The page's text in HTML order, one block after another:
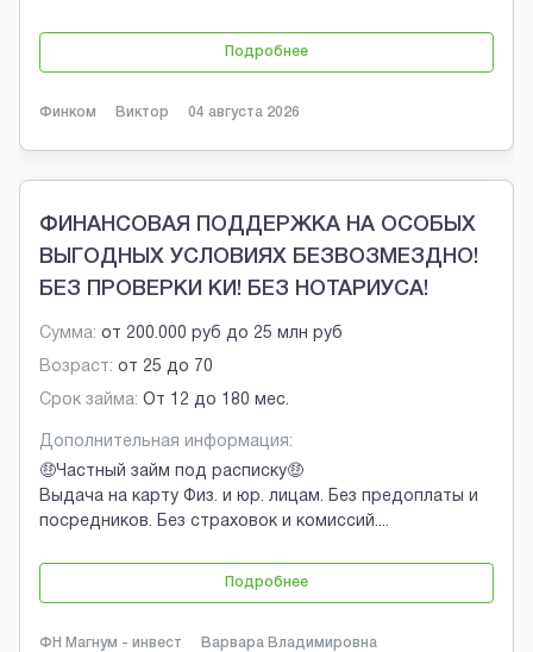
Подробнее
Финком Виктор 04 августа 2026
ФИНАНСОВАЯ ПОДДЕРЖКА НА ОСОБЫХ
ВЫГОДНЫХ УСЛОВИЯХ БЕЗВОЗМЕЗДНО!
БЕЗ ПРОВЕРКИ КИ! БЕЗ НОТАРИУСА!
Сумма: от 200.000 руб до 25 млн руб
Возраст: от 25 до 70
Срок займа: От 12 до 180 мес.
Дополнительная информация:
🤑Частный займ под расписку🤑
Выдача на карту Физ. и юр. лицам. Без предоплаты и
посредников. Без страховок и комиссий....
Подробнее
ФН Магнум - инвест Варвара Владимировна